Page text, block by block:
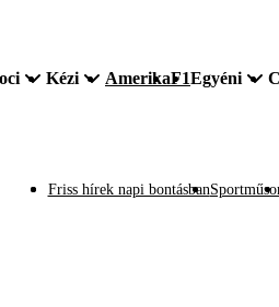
Kézi AmerikaF1Egyéni
Friss hírek napi bontásban